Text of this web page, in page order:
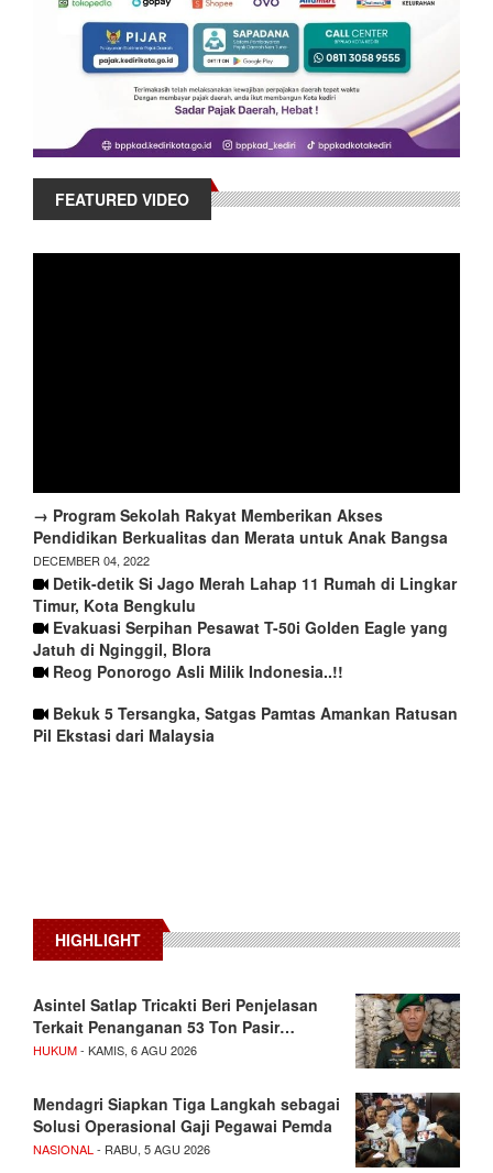
FEATURED VIDEO
→ Program Sekolah Rakyat Memberikan Akses
Pendidikan Berkualitas dan Merata untuk Anak Bangsa
DECEMBER 04, 2022
Detik-detik Si Jago Merah Lahap 11 Rumah di Lingkar
Timur, Kota Bengkulu
Evakuasi Serpihan Pesawat T-50i Golden Eagle yang
Jatuh di Nginggil, Blora
Reog Ponorogo Asli Milik Indonesia..!!
Bekuk 5 Tersangka, Satgas Pamtas Amankan Ratusan
Pil Ekstasi dari Malaysia
HIGHLIGHT
Asintel Satlap Tricakti Beri Penjelasan
Terkait Penanganan 53 Ton Pasir…
HUKUM- KAMIS, 6 AGU 2026
Mendagri Siapkan Tiga Langkah sebagai
Solusi Operasional Gaji Pegawai Pemda
NASIONAL - RABU, 5 AGU 2026